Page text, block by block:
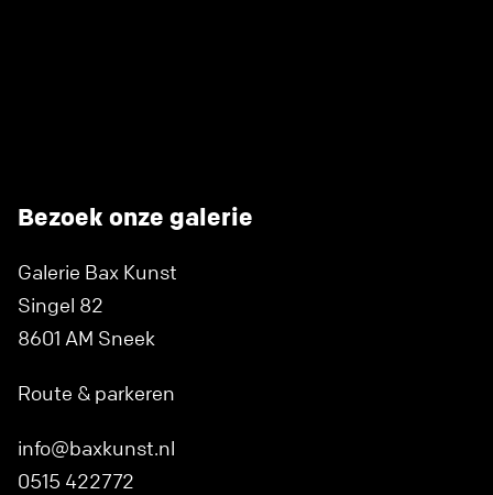
Bezoek onze galerie
Galerie Bax Kunst
Singel 82
8601 AM Sneek
Route & parkeren
info@baxkunst.nl
0515 422772